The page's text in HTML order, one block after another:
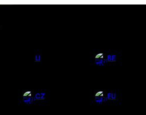
LI
CZ
BE
EU